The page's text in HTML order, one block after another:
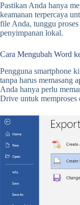
Pastikan Anda hanya
keamanan terpercaya
file Anda, tunggu
penyimpanan lokal.
Cara Mengubah Word
Pengguna smartphone
tanpa harus memasang
Anda hanya perlu
Drive untuk memproses